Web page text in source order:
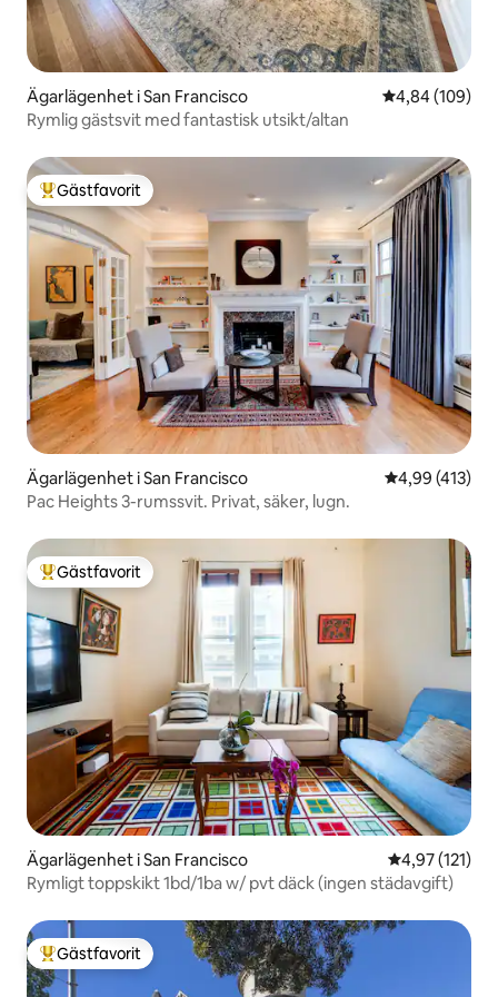
Ägarlägenhet i San Francisco 4,84 av 5 i
4,84 (109)
Rymlig gästsvit med fantastisk utsikt/altan
Populär gästfavorit
Gästfavorit
Ägarlägenhet i San Francisco 4,99 av 5 i
4,99 (413)
Pac Heights 3-rumssvit. Privat, säker, lugn.
Populär gästfavorit
Gästfavorit
Ägarlägenhet i San Francisco 4,97 av 5 i
4,97 (121)
Rymligt toppskikt 1bd/1ba w/ pvt däck (ingen städavgift)
Populär gästfavorit
Gästfavorit